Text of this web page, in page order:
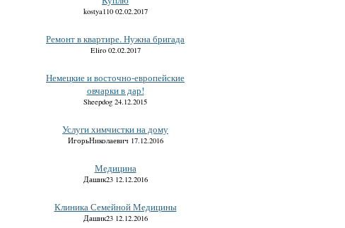
kostya110 02.02.2017
Ремонт в квартире. Нужна бригада
Eliro 02.02.2017
Немецкие и восточно-европейские
овчарки в дар!
Sheepdog 24.12.2015
Услуги химчистки на дому
ИгорьНиколаевич 17.12.2016
Медицина
Дашик23 12.12.2016
Клиника Семейной Медицины
Дашик23 12.12.2016